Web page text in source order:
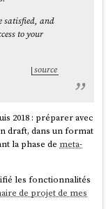
ce que fait en
action sur l'OS.
risque.
si l'intégration
avecrtk. En étudiant
satisfied, and
to your
source
2018 : préparer avec
draft, dans un format
la phase de meta-
les fonctionnalités
de projet de mes